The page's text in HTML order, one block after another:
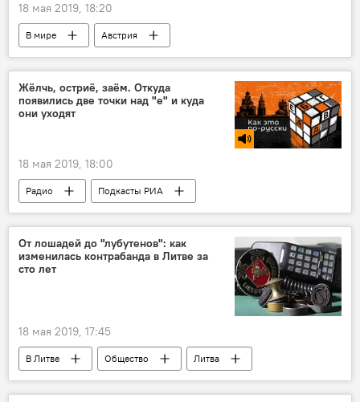
18 мая 2019, 18:20
В мире Австрия
Жёлчь, остриё, заём. Откуда
появились две точки над "е" и куда
они уходят
18 мая 2019, 18:00
Радио Подкасты РИА
От лошадей до "лубутенов": как
изменилась контрабанда в Литве за
сто лет
18 мая 2019, 17:45
В Литве Общество
Литва
таможня Литвы
Музей таможни Литвы